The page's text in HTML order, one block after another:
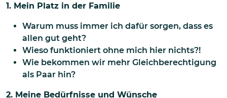
1. Mein Platz in der Familie
Warum muss immer ich dafür sorgen, dass es
allen gut geht?
Wieso funktioniert ohne mich hier nichts?!
Wie bekommen wir mehr Gleichberechtigung
als Paar hin?
2. Meine Bedürfnisse und Wünsche